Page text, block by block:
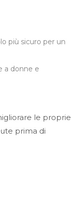
più sicuro per un
a donne e
le proprie
prima di